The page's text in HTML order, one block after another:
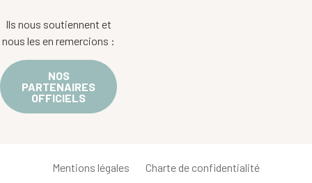
Ils nous soutiennent et
nous les en remercions :
NOS
PARTENAIRES
OFFICIELS
Mentions légales Charte de confidentialité